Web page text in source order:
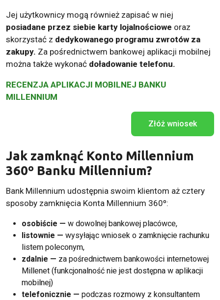
Jej użytkownicy mogą również zapisać w niej
posiadane przez siebie karty lojalnościowe oraz
skorzystać z dedykowanego programu zwrotów za
zakupy. Za pośrednictwem bankowej aplikacji mobilnej
można także wykonać doładowanie telefonu.
RECENZJA APLIKACJI MOBILNEJ BANKU
MILLENNIUM
Złóż wniosek
Jak zamknąć Konto Millennium
360º Banku Millennium?
Bank Millennium udostępnia swoim klientom aż cztery
sposoby zamknięcia Konta Millennium 360º:
osobiście — w dowolnej bankowej placówce,
listownie — wysyłając wniosek o zamknięcie rachunku
listem poleconym,
zdalnie — za pośrednictwem bankowości internetowej
Millenet (funkcjonalność nie jest dostępna w aplikacji
mobilnej)
telefonicznie — podczas rozmowy z konsultantem